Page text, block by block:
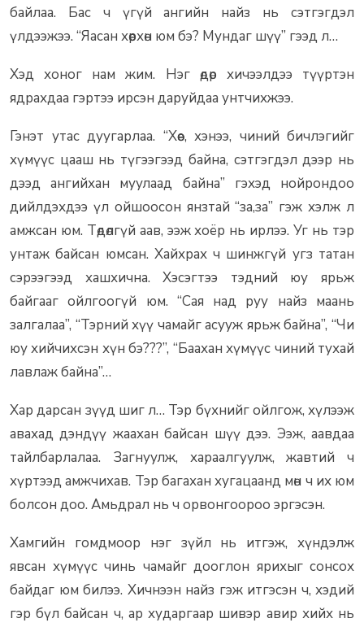
байлаа. Бас ч үгүй ангийн найз нь сэтгэгдэл
үлдээжээ. “Яасан хөөрхөн юм бэ? Мундаг шүү” гээд л…
Хэд хоног нам жим. Нэг өдөр хичээлдээ түүртэн
ядрахдаа гэртээ ирсэн даруйдаа унтчихжээ.
Гэнэт утас дуугарлаа. “Хөөе, хэнээ, чиний бичлэгийг
хүмүүс цааш нь түгээгээд байна, сэтгэгдэл дээр нь
дээд ангийхан муулаад байна” гэхэд нойрондоо
дийлдэхдээ үл ойшоосон янзтай “за,за” гэж хэлж л
амжсан юм. Төдөлгүй аав, ээж хоёр нь ирлээ. Уг нь тэр
унтаж байсан юмсан. Хайхрах ч шинжгүй угз татан
сэрээгээд хашхична. Хэсэгтээ тэдний юу ярьж
байгааг ойлгоогүй юм. “Сая над руу найз маань
залгалаа”, “Тэрний хүү чамайг асууж ярьж байна”, “Чи
юу хийчихсэн хүн бэ???”, “Баахан хүмүүс чиний тухай
лавлаж байна”…
Хар дарсан зүүд шиг л… Тэр бүхнийг ойлгож, хүлээж
авахад дэндүү жаахан байсан шүү дээ. Ээж, аавдаа
тайлбарлалаа. Загнуулж, хараалгуулж, жавтий ч
хүртээд амжчихав. Тэр багахан хугацаанд мөн ч их юм
болсон доо. Амьдрал нь ч орвонгоороо эргэсэн.
Хамгийн гомдмоор нэг зүйл нь итгэж, хүндэлж
явсан хүмүүс чинь чамайг дооглон ярихыг сонсох
байдаг юм билээ. Хичнээн найз гэж итгэсэн ч, хэдий
гэр бүл байсан ч, ар хударгаар шивэр авир хийх нь